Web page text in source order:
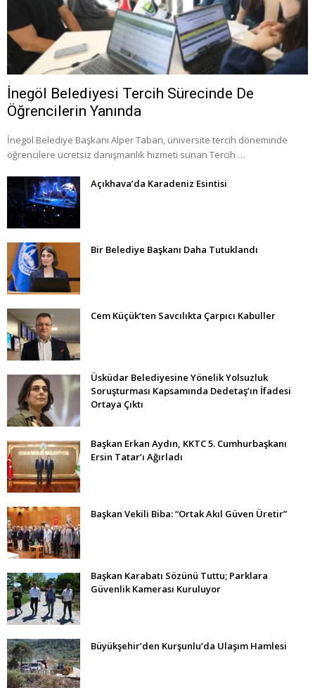
İnegöl Belediyesi Tercih Sürecinde De
Öğrencilerin Yanında
İnegöl Belediye Başkanı Alper Taban, üniversite tercih döneminde
öğrencilere ücretsiz danışmanlık hizmeti sunan Tercih …
Açıkhava’da Karadeniz Esintisi
Bir Belediye Başkanı Daha Tutuklandı
Cem Küçük’ten Savcılıkta Çarpıcı Kabuller
Üsküdar Belediyesine Yönelik Yolsuzluk
Soruşturması Kapsamında Dedetaş’ın İfadesi
Ortaya Çıktı
Başkan Erkan Aydın, KKTC 5. Cumhurbaşkanı
Ersin Tatar’ı Ağırladı
Başkan Vekili Biba: “Ortak Akıl Güven Üretir”
Başkan Karabatı Sözünü Tuttu; Parklara
Güvenlik Kamerası Kuruluyor
Büyükşehir’den Kurşunlu’da Ulaşım Hamlesi